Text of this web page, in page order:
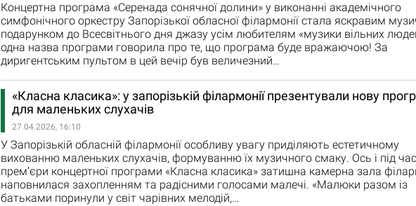
Концертна програма «Серенада сонячної долини» у виконанні академічного
симфонічного оркестру Запорізької обласної філармонії стала яскравим
подарунком до Всесвітнього дня джазу усім любителям «музики вільних
одна назва програми говорила про те, що програма буде вражаючою! За
диригентським пультом в цей вечір був величезний…
«Класна класика»: у запорізькій філармонії презентували нову
для маленьких слухачів
27.04.2026, 16:10
У Запорізькій обласній філармонії особливу увагу приділяють естетичному
вихованню маленьких слухачів, формуванню їх музичного смаку. Ось і під час
прем’єри концертної програми «Класна класика» затишна камерна зала
наповнилася захопленням та радісними голосами малечі. «Малюки разом із
батьками поринули у світ чарівних мелодій,…